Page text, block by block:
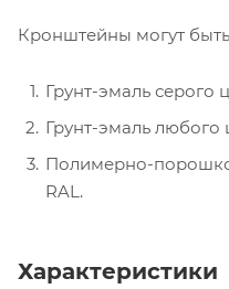
Кронштейны могут
Грунт-эмаль серого
Грунт-эмаль любого
Полимерно-
RAL.
Характеристики